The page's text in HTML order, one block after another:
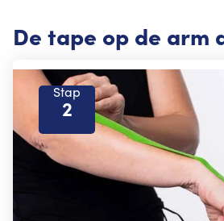
De tape op de arm
Stap
2